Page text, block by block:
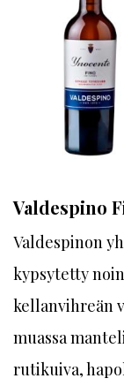
Valdespino
Valdespinon
kypsytetty
kellanvihreän
muassa
rutikuiva,